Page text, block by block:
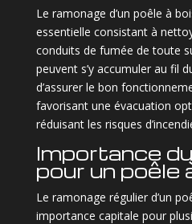
Le ramonage d’un poêle à
essentielle consistant à
conduits de fumée de toute
peuvent s’y accumuler au fil
d’assurer le bon
favorisant une évacuation
réduisant les risques
Importance
pour un poêle
Le ramonage régulier d’un
importance capitale pour